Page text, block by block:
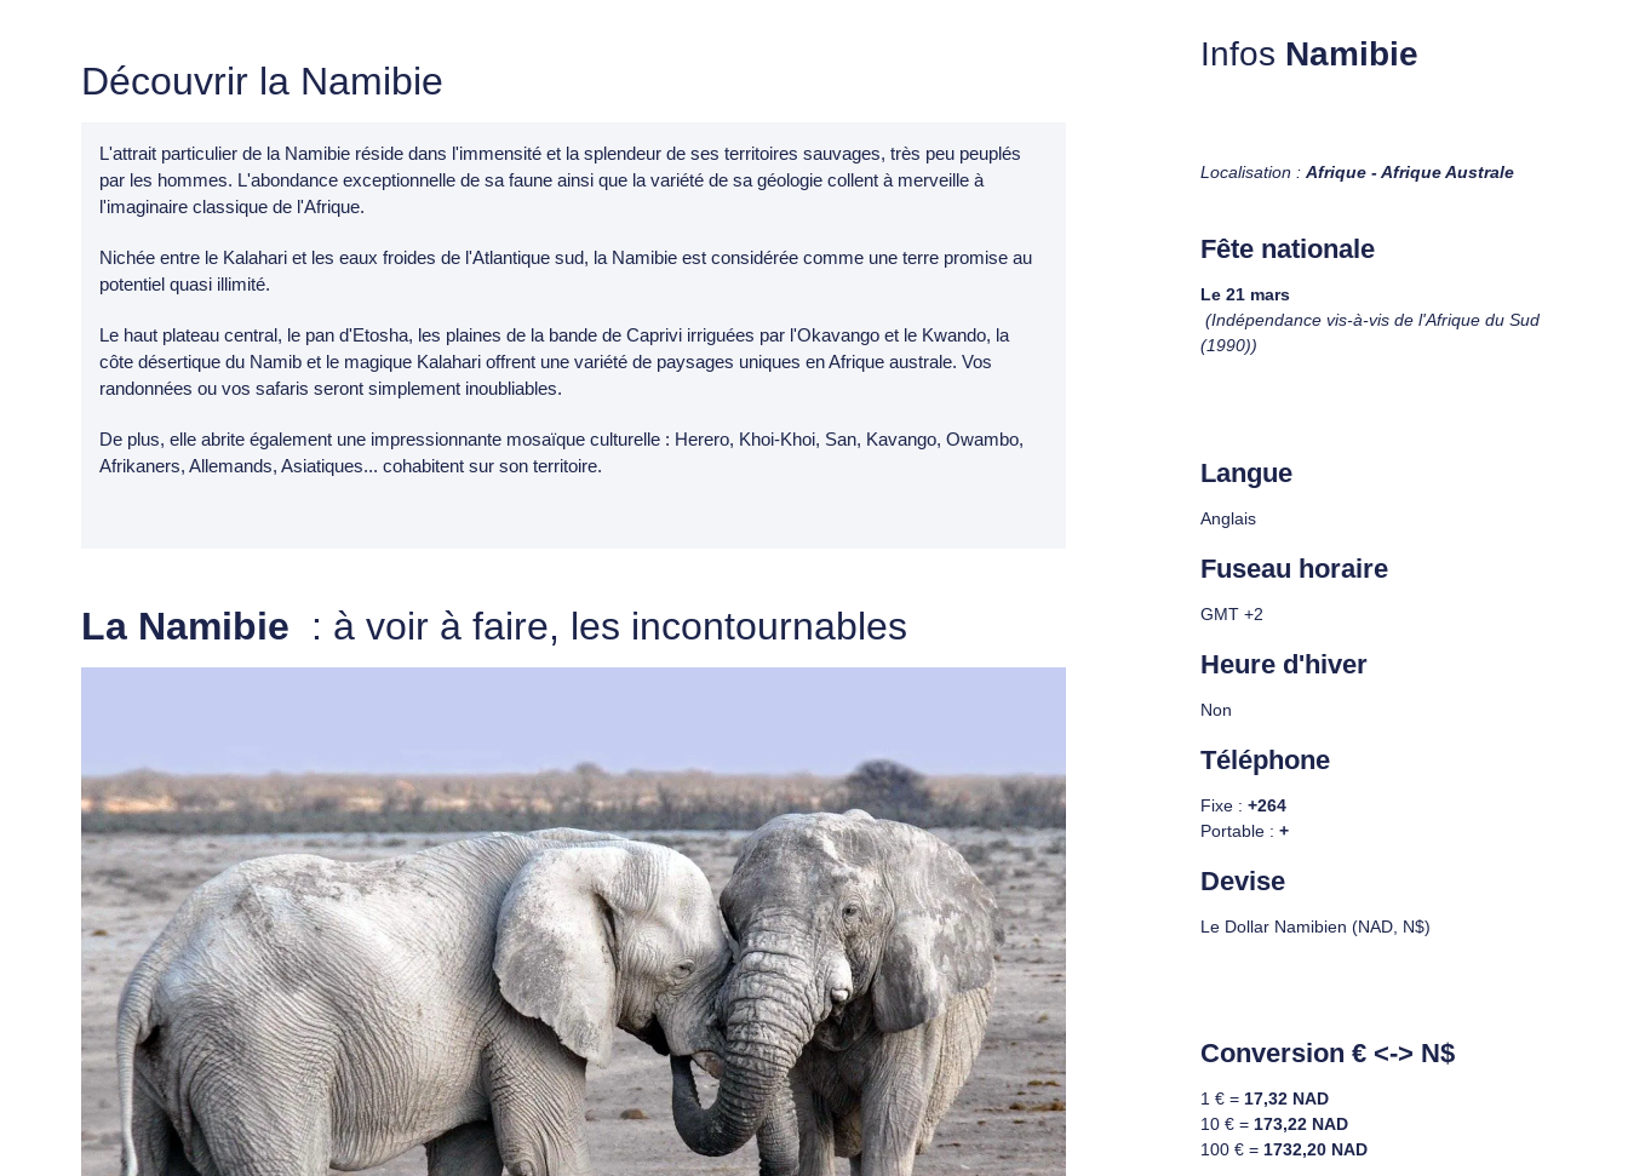
Découvrir la Namibie
L'attrait particulier de la Namibie réside dans l'immensité et la splendeur de ses territoires sauvages, très peu peuplés
par les hommes. L'abondance exceptionnelle de sa faune ainsi que la variété de sa géologie collent à merveille à
l'imaginaire classique de l'Afrique.
Nichée entre le Kalahari et les eaux froides de l'Atlantique sud, la Namibie est considérée comme une terre promise au
potentiel quasi illimité.
Le haut plateau central, le pan d'Etosha, les plaines de la bande de Caprivi irriguées par l'Okavango et le Kwando, la
côte désertique du Namib et le magique Kalahari offrent une variété de paysages uniques en Afrique australe. Vos
randonnées ou vos safaris seront simplement inoubliables.
De plus, elle abrite également une impressionnante mosaïque culturelle : Herero, Khoi-Khoi, San, Kavango, Owambo,
Afrikaners, Allemands, Asiatiques... cohabitent sur son territoire.
La Namibie : à voir à faire, les incontournables
Infos Namibie
Localisation :Afrique - Afrique Australe
Fête nationale
Le 21 mars
(Indépendance vis-à-vis de l'Afrique du Sud
(1990))
Langue
Anglais
Fuseau horaire
GMT +2
Heure d'hiver
Non
Téléphone
Fixe :+264
Portable :+
Devise
Le Dollar Namibien (NAD, N$)
Conversion € <-> N$
1 € = 17,32 NAD
10 € = 173,22 NAD
100 € = 1732,20 NAD